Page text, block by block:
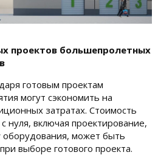
проектов большепролетных
готовым проектам
могут сэкономить на
затратах. Стоимость
нуля, включая проектирование,
оборудования, может быть
выборе готового проекта.